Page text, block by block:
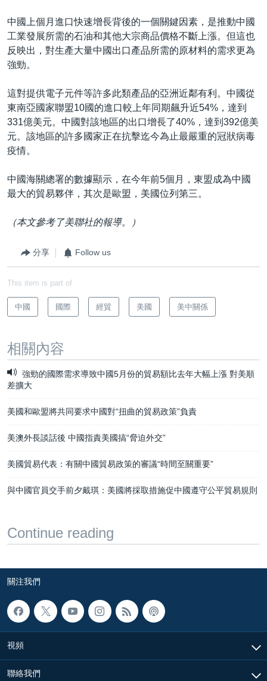
中國上個月進口快速增長背後的一個關鍵因素，是推動中國
工業發展所需的石油和其他大宗商品價格不斷上漲。但這也
反映出，對生產大量中國出口產品所需的原材料的需求更為
強勁。
這對提供電子元件等許多此類產品的亞洲近鄰有利。中國從
東南亞國家聯盟10國的進口較上年同期飆升近54%，達到
331億美元。中國對該地區的出口增長了40%，達到392億美
元。該地區的許多國家正在抗擊迄今為止最嚴重的冠狀病毒
疫情。
中國海關總署的數據顯示，在今年前5個月，東盟成為中國
最大的貿易夥伴，其次是歐盟，美國位列第三。
（本文參考了美聯社的報導。）
分享 Follow us
This item is part of
中國 國際 經貿 美國 美中關係
相關內容
強勁的國際需求導致中國5月份的貿易額比去年大幅上漲 對美順
差擴大
美國和歐盟將共同要求中國對“扭曲的貿易政策”負責
美澳外長談話後 中國指責美國搞“脅迫外交”
美國貿易代表：有關中國貿易政策的審議“時間至關重要”
與中國官員交手前夕戴琪：美國將採取措施促中國遵守公平貿易規則
Continue reading
關注我們
視頻
聯絡我們